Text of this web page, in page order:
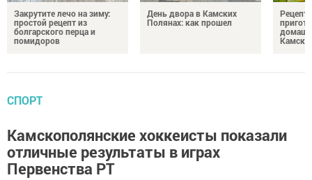
Закрутите лечо на зиму:
простой рецепт из
болгарского перца и
помидоров
День двора в Камских
Полянах: как прошел
СПОРТ
Камскополянские хоккеисты показали
отличные результаты в играх
Первенства РТ